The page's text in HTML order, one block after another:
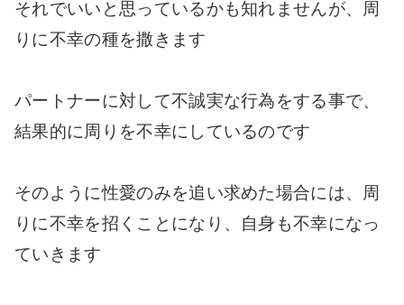
それでいいと思っているかも知れませんが、周
りに不幸の種を撒きます
パートナーに対して不誠実な行為をする事で、
結果的に周りを不幸にしているのです
そのように性愛のみを追い求めた場合には、周
りに不幸を招くことになり、自身も不幸になっ
ていきます